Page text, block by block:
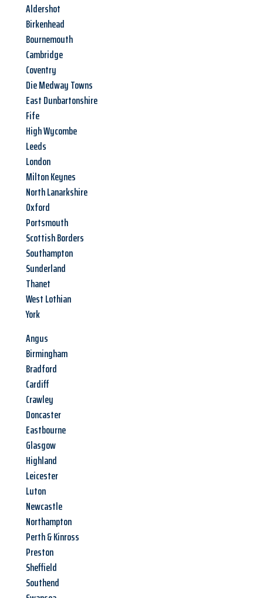
Aldershot
Birkenhead
Bournemouth
Cambridge
Coventry
Die Medway Towns
East Dunbartonshire
Fife
High Wycombe
Leeds
London
Milton Keynes
North Lanarkshire
Oxford
Portsmouth
Scottish Borders
Southampton
Sunderland
Thanet
West Lothian
York
Angus
Birmingham
Bradford
Cardiff
Crawley
Doncaster
Eastbourne
Glasgow
Highland
Leicester
Luton
Newcastle
Northampton
Perth & Kinross
Preston
Sheffield
Southend